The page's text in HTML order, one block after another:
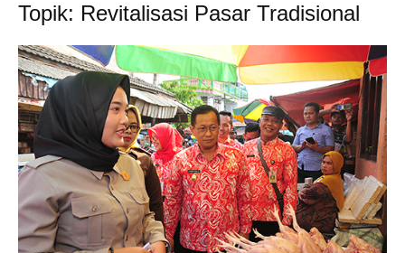
Topik: Revitalisasi Pasar Tradisional